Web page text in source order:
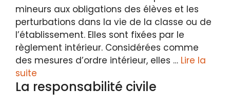
mineurs aux obligations des élèves et les
perturbations dans la vie de la classe ou de
l’établissement. Elles sont fixées par le
règlement intérieur. Considérées comme
des mesures d’ordre intérieur, elles … Lire la
suite
La responsabilité civile